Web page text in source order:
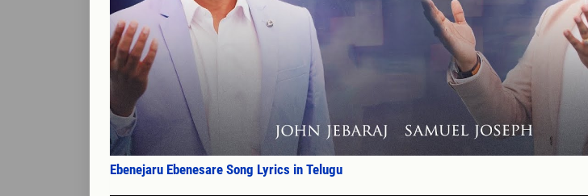
Ebenejaru Ebenesare Song Lyrics in Telugu